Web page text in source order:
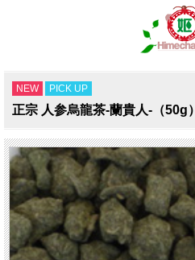
NEW PICK UP
正宗 人参烏龍茶-蘭貴人-（50g）